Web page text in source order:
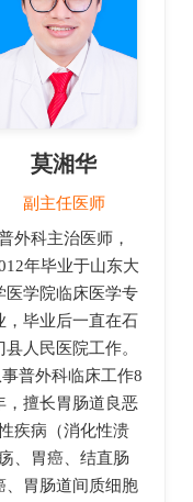
莫湘华
副主任医师
外科主治医师，
年毕业于山东大
医学院临床医学专
，毕业后一直在石
县人民医院工作。
事普外科临床工作8
，擅长胃肠道良恶
疾病（消化性溃
、胃癌、结直肠
、胃肠道间质细胞